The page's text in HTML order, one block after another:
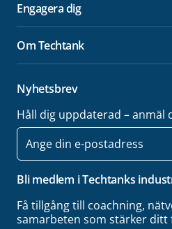
Engagera dig
Om Techtank
Nyhetsbrev
Håll dig uppdaterad – anmäl
E-
post
Bli medlem i Techtanks
Få tillgång till coachning,
samarbeten som stärker ditt